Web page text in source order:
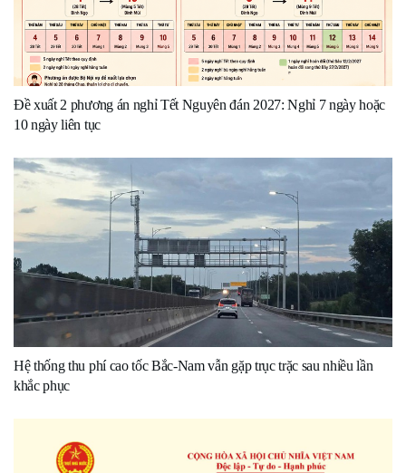
Đề xuất 2 phương án nghỉ Tết Nguyên đán 2027: Nghỉ 7 ngày hoặc
10 ngày liên tục
Hệ thống thu phí cao tốc Bắc-Nam vẫn gặp trục trặc sau nhiều lần
khắc phục